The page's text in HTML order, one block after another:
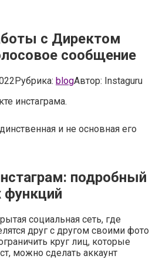
с Директом
сообщение
Рубрика: blogАвтор: Instaguru
инстаграма.
и не основная его
подробный
функций
социальная сеть, где
друг с другом своими фото
круг лиц, которые
можно сделать аккаунт